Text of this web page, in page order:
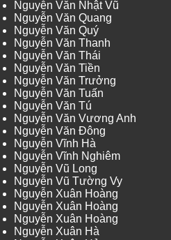
Nguyễn Văn Nhật Vũ
Nguyễn Văn Quang
Nguyễn Văn Quý
Nguyễn Văn Thanh
Nguyễn Văn Thái
Nguyễn Văn Tiền
Nguyễn Văn Trưởng
Nguyễn Văn Tuấn
Nguyễn Văn Tú
Nguyễn Văn Vương Anh
Nguyễn Văn Đông
Nguyễn Vĩnh Hà
Nguyễn Vĩnh Nghiêm
Nguyễn Vũ Long
Nguyễn Vũ Tường Vy
Nguyễn Xuân Hoàng
Nguyễn Xuân Hoàng
Nguyễn Xuân Hoàng
Nguyễn Xuân Hà